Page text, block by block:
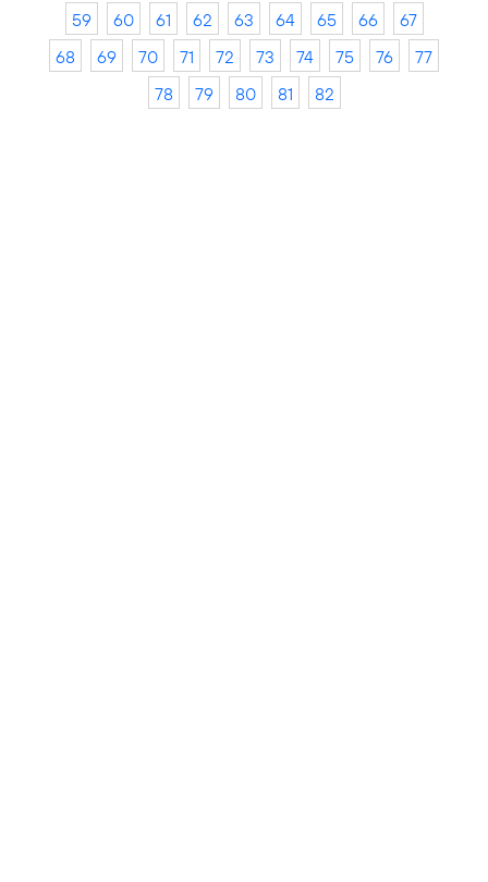
59
60 61 62 63 64 65 66
67
68
69 70 71 72 73 74 75 76
77
78
79 80 81 82